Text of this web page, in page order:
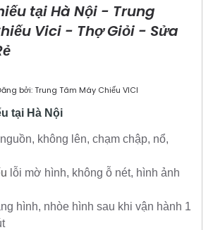
tại Hà Nội - Trung
Vici - Thợ Giỏi - Sửa
bởi: Trung Tâm Máy Chiếu VICI
tại Hà Nội
không lên, chạm chập, nổ,
lỗi mờ hình, không ỗ nét, hình ảnh
hình, nhòe hình sau khi vận hành 1